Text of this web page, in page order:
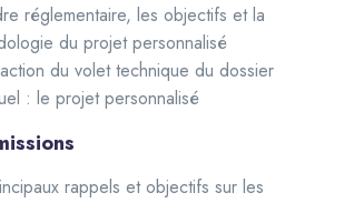
réglementaire, les objectifs et la
du projet personnalisé
du volet technique du dossier
: le projet personnalisé
rappels et objectifs sur les